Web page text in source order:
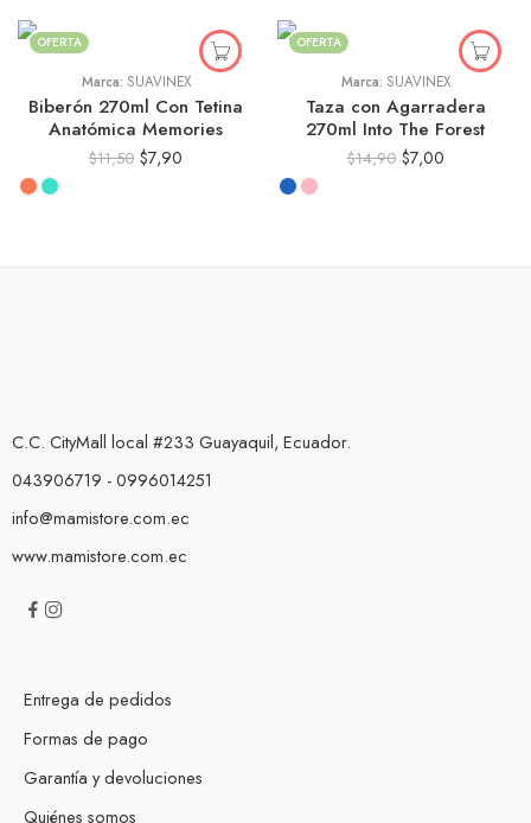
OFERTA
Marca: SUAVINEX
Biberón 270ml Con Tetina
Anatómica Memories
$11,50 $7,90
OFERTA
Marca: SUAVINEX
Taza con Agarradera
270ml Into The Forest
$14,90 $7,00
C.C. CityMall local #233 Guayaquil, Ecuador.
043906719 - 0996014251
info@mamistore.com.ec
www.mamistore.com.ec
Entrega de pedidos
Formas de pago
Garantía y devoluciones
Quiénes somos